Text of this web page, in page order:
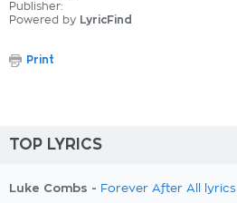
Publisher:
Powered by LyricFind
Print
TOP LYRICS
Luke Combs - Forever After All lyrics